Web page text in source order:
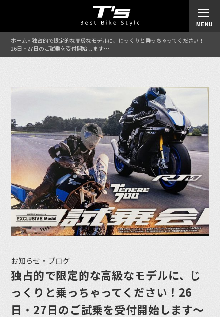
ホーム » 独占的で限定的な高級なモデルに、じっくりと乗っちゃってください！
26日・27日のご試乗を受付開始します〜
お知らせ・ブログ
独占的で限定的な高級なモデルに、じ
っくりと乗っちゃってください！26
日・27日のご試乗を受付開始します〜